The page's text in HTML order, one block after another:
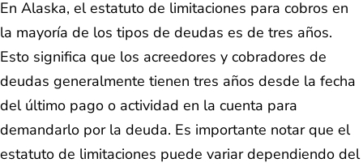
En Alaska, el estatuto de limitaciones para cobros en
la mayoría de los tipos de deudas es de tres años.
Esto significa que los acreedores y cobradores de
deudas generalmente tienen tres años desde la fecha
del último pago o actividad en la cuenta para
demandarlo por la deuda. Es importante notar que el
estatuto de limitaciones puede variar dependiendo del